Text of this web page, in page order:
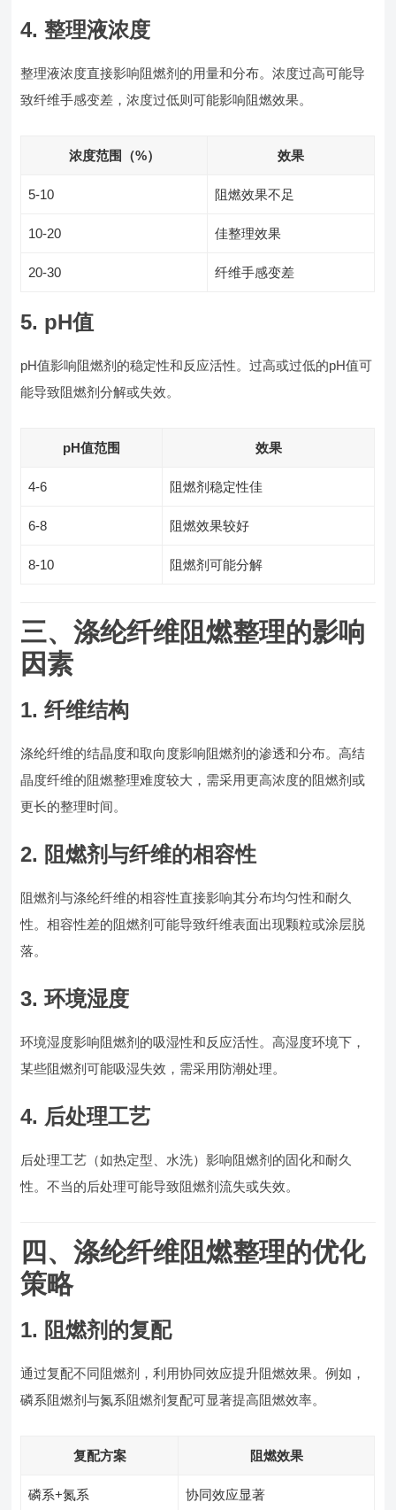
4. 整理液浓度
整理液浓度直接影响阻燃剂的用量和分布。浓度过高可能导
致纤维手感变差，浓度过低则可能影响阻燃效果。
浓度范围（%） 效果
5-10 阻燃效果不足
10-20 佳整理效果
20-30 纤维手感变差
5. pH值
pH值影响阻燃剂的稳定性和反应活性。过高或过低的pH值可
能导致阻燃剂分解或失效。
pH值范围 效果
4-6 阻燃剂稳定性佳
6-8 阻燃效果较好
8-10 阻燃剂可能分解
三、涤纶纤维阻燃整理的影响
因素
1. 纤维结构
涤纶纤维的结晶度和取向度影响阻燃剂的渗透和分布。高结
晶度纤维的阻燃整理难度较大，需采用更高浓度的阻燃剂或
更长的整理时间。
2. 阻燃剂与纤维的相容性
阻燃剂与涤纶纤维的相容性直接影响其分布均匀性和耐久
性。相容性差的阻燃剂可能导致纤维表面出现颗粒或涂层脱
落。
3. 环境湿度
环境湿度影响阻燃剂的吸湿性和反应活性。高湿度环境下，
某些阻燃剂可能吸湿失效，需采用防潮处理。
4. 后处理工艺
后处理工艺（如热定型、水洗）影响阻燃剂的固化和耐久
性。不当的后处理可能导致阻燃剂流失或失效。
四、涤纶纤维阻燃整理的优化
策略
1. 阻燃剂的复配
通过复配不同阻燃剂，利用协同效应提升阻燃效果。例如，
磷系阻燃剂与氮系阻燃剂复配可显著提高阻燃效率。
复配方案 阻燃效果
磷系+氮系 协同效应显著